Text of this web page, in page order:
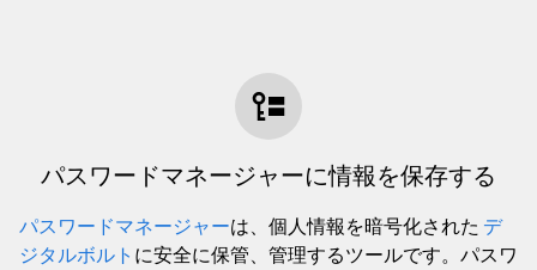
パスワードマネージャーに情報を保存する
パスワードマネージャーは、個人情報を暗号化された デ
ジタルボルト に安全に保管、管理するツールです。パスワ